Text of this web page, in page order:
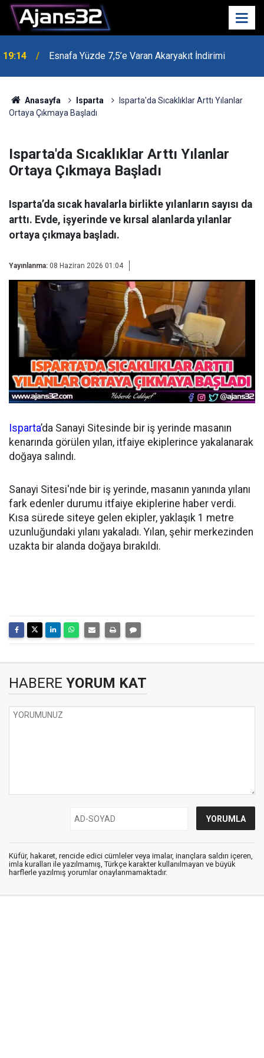
19:14 Esnafa Yüzde 7,5’e Varan Akaryakıt İndirimi
Anasayfa Isparta
Isparta'da Sıcaklıklar Arttı Yılanlar
Ortaya Çıkmaya Başladı
Isparta'da Sıcaklıklar Arttı Yılanlar
Ortaya Çıkmaya Başladı
Isparta’da sıcak havalarla birlikte yılanların sayısı da
arttı. Evde, işyerinde ve kırsal alanlarda yılanlar
ortaya çıkmaya başladı.
Yayınlanma: 08 Haziran 2026 01:04
Isparta’da Sanayi Sitesinde bir iş yerinde masanın
kenarında görülen yılan, itfaiye ekiplerince yakalanarak
doğaya salındı.
Sanayi Sitesi'nde bir iş yerinde, masanın yanında yılanı
fark edenler durumu itfaiye ekiplerine haber verdi.
Kısa sürede siteye gelen ekipler, yaklaşık 1 metre
uzunluğundaki yılanı yakaladı. Yılan, şehir merkezinden
uzakta bir alanda doğaya bırakıldı.
HABERE YORUM KAT
Küfür, hakaret, rencide edici cümleler veya imalar, inançlara saldırı içeren,
imla kuralları ile yazılmamış, Türkçe karakter kullanılmayan ve büyük
harflerle yazılmış yorumlar onaylanmamaktadır.